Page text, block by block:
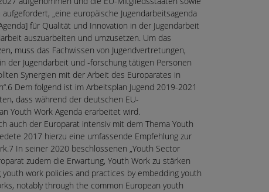
„eine europäische Jugendarbeitsagenda
für Qualität und Innovation in der Jugendarbeit
auszuarbeiten und umzusetzen. Um das
muss das Fachwissen von Jugendvertretungen,
der Jugendarbeit und -forschung tätigen Personen
Synergien mit der Arbeit des Europarates in
Dem folgend ist im Arbeitsplan Jugend 2019-2021
dass während der deutschen EU-
Youth Work Agenda erarbeitet wird.
auch der Europarat intensiv mit dem Thema Youth
2017 hierzu eine umfassende Empfehlung zur
In seiner 2020 beschlossenen „Youth Sector
zudem die Erwartung, Youth Work zu stärken
youth work policies and practices by embedding youth
notably through the common European youth